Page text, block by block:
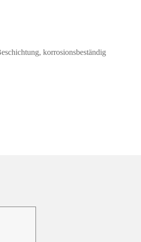
korrosionsbeständig